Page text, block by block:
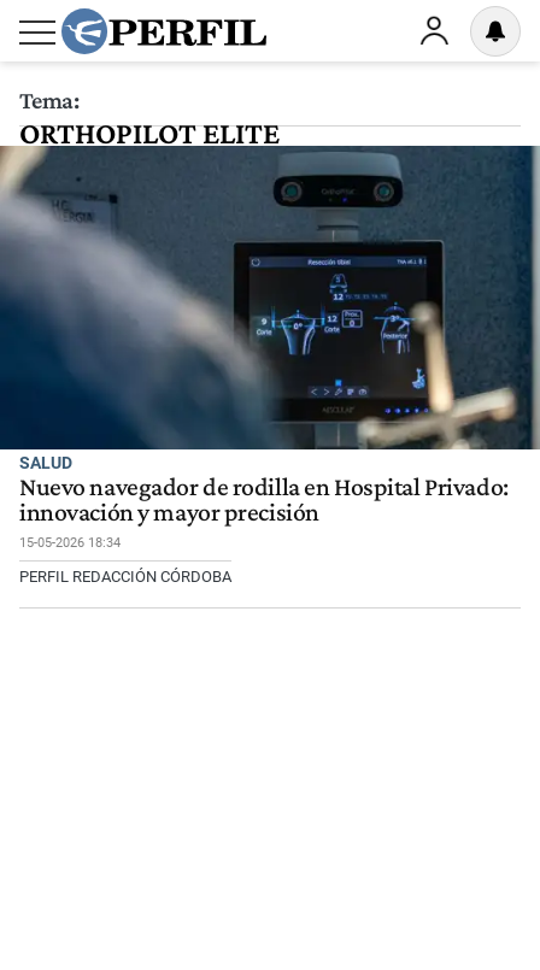
Tema:
ORTHOPILOT ELITE
SALUD
Nuevo navegador de rodilla en Hospital Privado:
innovación y mayor precisión
15-05-2026 18:34
PERFIL REDACCIÓN CÓRDOBA